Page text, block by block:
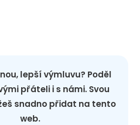
lepší výmluvu? Poděl
přáteli i s námi. Svou
snadno přidat na tento
web.